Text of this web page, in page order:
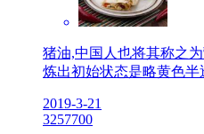
猪油,中国人也将其称之
炼出初始状态是略黄色半
2019-3-21
3257700